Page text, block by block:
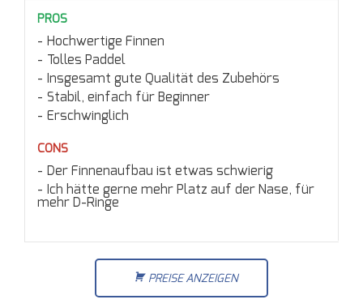
PROS
Hochwertige Finnen
Tolles Paddel
Insgesamt gute Qualität des Zubehörs
Stabil, einfach für Beginner
Erschwinglich
CONS
Der Finnenaufbau ist etwas schwierig
Ich hätte gerne mehr Platz auf der Nase, für
mehr D-Ringe
PREISE ANZEIGEN